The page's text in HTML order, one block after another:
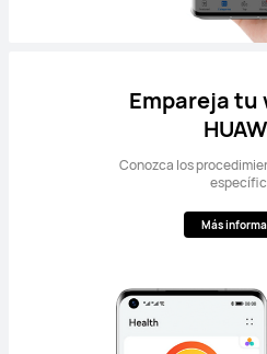
Empareja tu
Conozca los
Más